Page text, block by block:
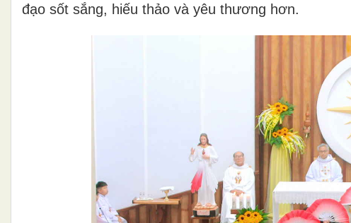
đạo sốt sắng, hiếu thảo và yêu thương hơn.